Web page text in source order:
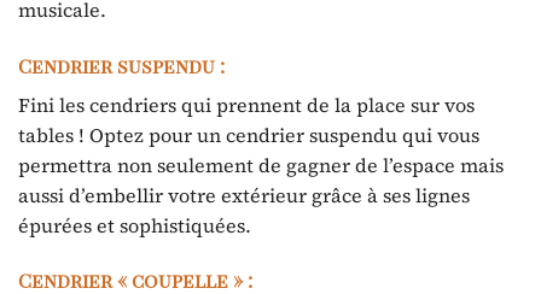
musicale.
Cendrier suspendu :
Fini les cendriers qui prennent de la place sur vos
tables ! Optez pour un cendrier suspendu qui vous
permettra non seulement de gagner de l’espace mais
aussi d’embellir votre extérieur grâce à ses lignes
épurées et sophistiquées.
Cendrier « coupelle » :